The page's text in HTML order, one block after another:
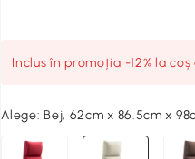
Inclus în promoția -12% la
Alege:Bej, 62cm x 86.5cm x